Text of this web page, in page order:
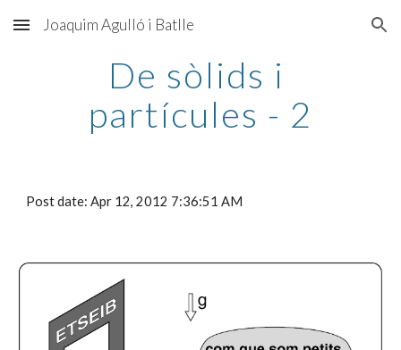
Skip to main content Skip to navigation
Joaquim Agulló i Batlle
De sòlids i
partícules - 2
Post date: Apr 12, 2012 7:36:51 AM